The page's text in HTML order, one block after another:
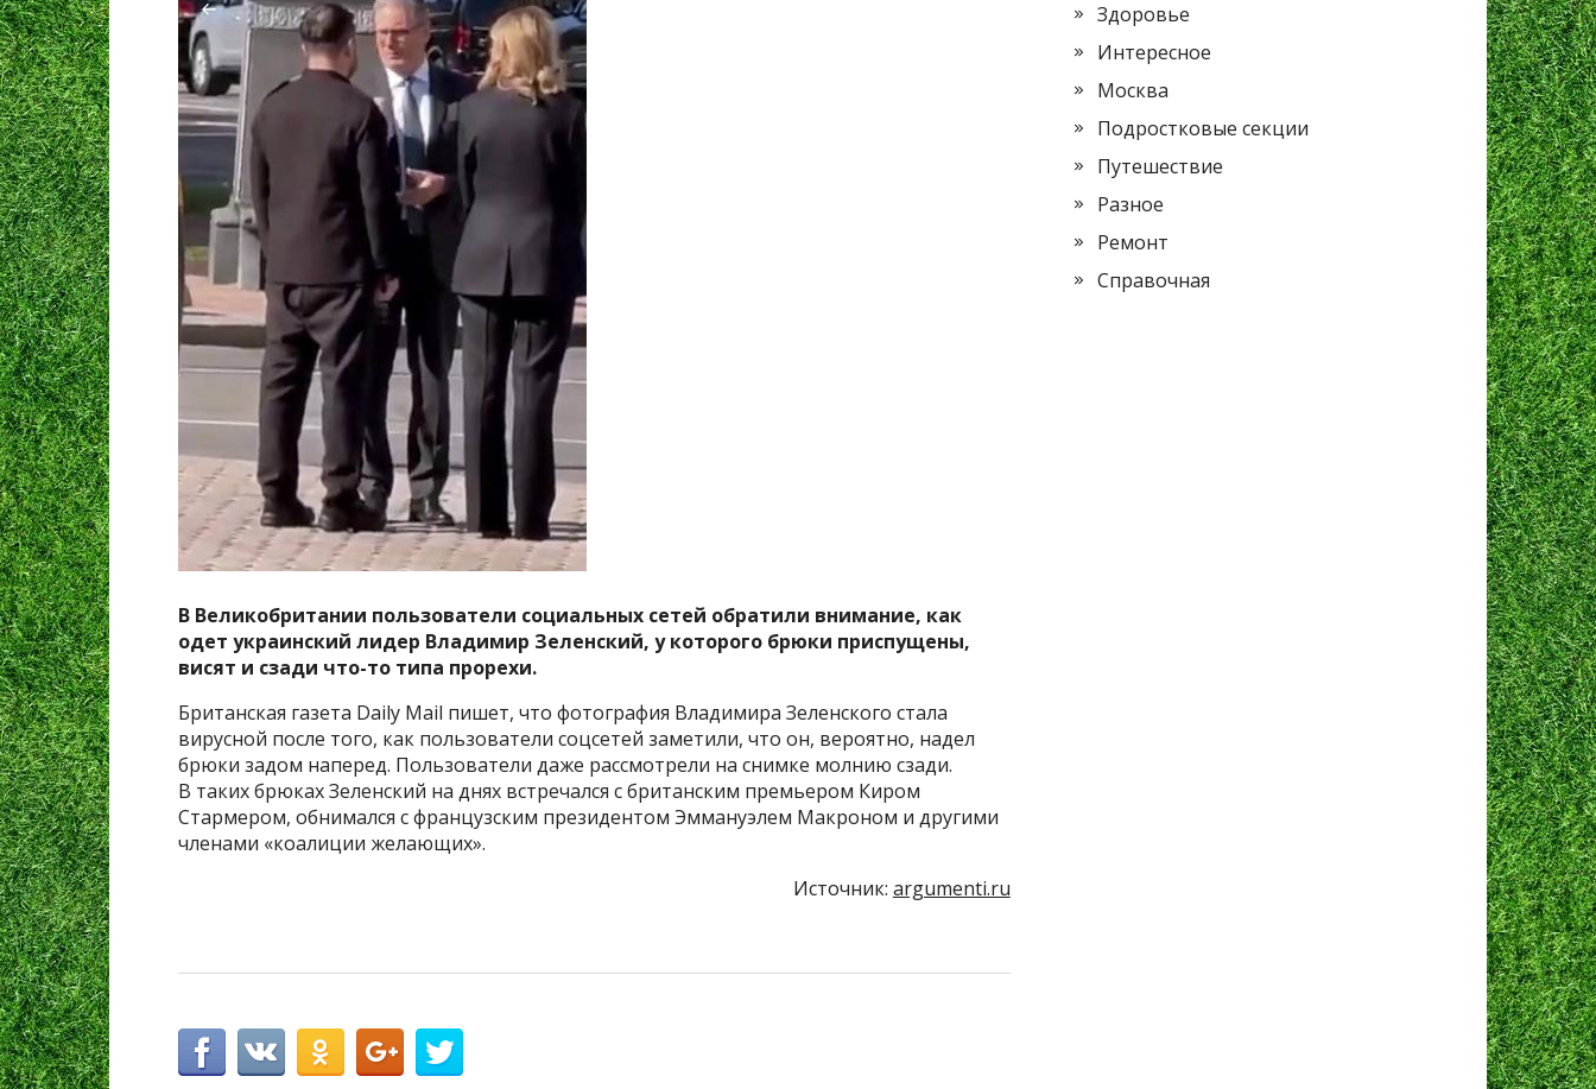
В Великобритании пользователи социальных сетей обратили внимание, как
одет украинский лидер Владимир Зеленский, у которого брюки приспущены,
висят и сзади что-то типа прорехи.
Британская газета Daily Mail пишет, что фотография Владимира Зеленского стала
вирусной после того, как пользователи соцсетей заметили, что он, вероятно, надел
брюки задом наперед. Пользователи даже рассмотрели на снимке молнию сзади.
В таких брюках Зеленский на днях встречался с британским премьером Киром
Стармером, обнимался с французским президентом Эммануэлем Макроном и другими
членами «коалиции желающих».
Источник: argumenti.ru
Здоровье
Интересное
Москва
Подростковые секции
Путешествие
Разное
Ремонт
Справочная